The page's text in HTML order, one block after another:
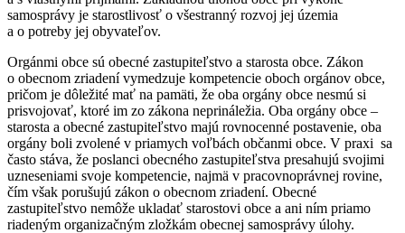
samosprávy je starostlivosť o všestranný rozvoj jej územia
a o potreby jej obyvateľov.
Orgánmi obce sú obecné zastupiteľstvo a starosta obce. Zákon
o obecnom zriadení vymedzuje kompetencie oboch orgánov obce,
pričom je dôležité mať na pamäti, že oba orgány obce nesmú si
prisvojovať, ktoré im zo zákona neprináležia. Oba orgány obce –
starosta a obecné zastupiteľstvo majú rovnocenné postavenie, oba
orgány boli zvolené v priamych voľbách občanmi obce. V praxi sa
často stáva, že poslanci obecného zastupiteľstva presahujú svojimi
uzneseniami svoje kompetencie, najmä v pracovnoprávnej rovine,
čím však porušujú zákon o obecnom zriadení. Obecné
zastupiteľstvo nemôže ukladať starostovi obce a ani ním priamo
riadeným organizačným zložkám obecnej samosprávy úlohy.